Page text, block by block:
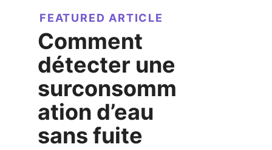
FEATURED ARTICLE
Comment
détecter une
surconsomm
ation d’eau
sans fuite